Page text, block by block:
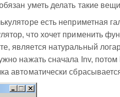
уметь делать такие
есть неприметная
что хочет применить
является натуральный
нажать сначала Inv,
автоматически